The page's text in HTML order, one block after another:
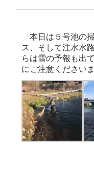
本日は５号池の
ス、そして注水水
らは雪の予報も出
にご注意ください